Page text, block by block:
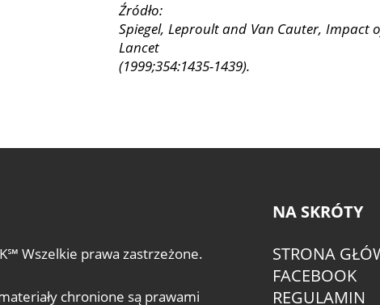
Źródło:
Spiegel, Leproult and Van Cauter,
Lancet
(1999;354:1435-1439).
Wszelkie prawa zastrzeżone.
chronione są prawami
NA SKRÓTY
STRONA
FACEBOOK
REGULAMIN